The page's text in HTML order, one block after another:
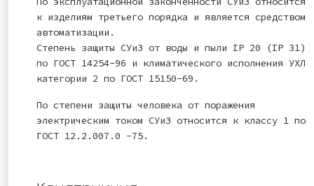
к изделиям третьего порядка и является средством
автоматизации.
Степень защиты СУиЗ от воды и пыли IP 20 (IP 31)
по ГОСТ 14254-96 и климатического исполнения УХЛ
категории 2 по ГОСТ 15150-69.
По степени защиты человека от поражения
электрическим током СУиЗ относится к классу 1 по
ГОСТ 12.2.007.0 -75.